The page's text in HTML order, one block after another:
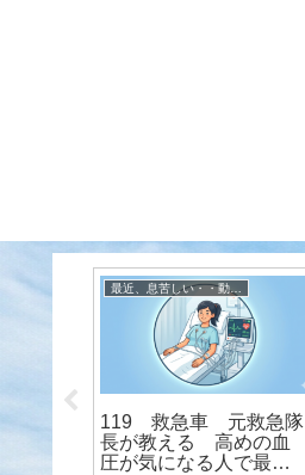
最近、息苦しい・・動悸がする人はどうすればよい？ 元救急隊長が伝授
119 救急車 元救急隊
長が教える 高めの血
圧が気になる人で最も